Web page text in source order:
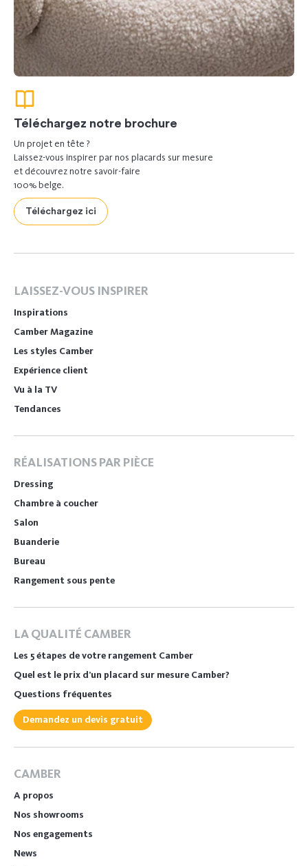
Téléchargez notre brochure
Un projet en tête ?
Laissez-vous inspirer par nos placards sur mesure
et découvrez notre savoir-faire
100% belge.
Téléchargez ici
LAISSEZ-VOUS INSPIRER
Inspirations
Camber Magazine
Les styles Camber
Expérience client
Vu à la TV
Tendances
RÉALISATIONS PAR PIÈCE
Dressing
Chambre à coucher
Salon
Buanderie
Bureau
Rangement sous pente
LA QUALITÉ CAMBER
Les 5 étapes de votre rangement Camber
Quel est le prix d’un placard sur mesure Camber?
Questions fréquentes
Demandez un devis gratuit
CAMBER
A propos
Nos showrooms
Nos engagements
News